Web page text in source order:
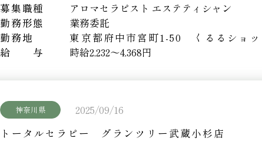
募集職種
アロマセラピスト エステティシャン
勤務形態
業務委託
勤務地
東京都府中市宮町1-50 くるるショ
給 与
時給2,232～4,368円
神奈川県
2025/09/16
トータルセラピー グランツリー武蔵小杉店